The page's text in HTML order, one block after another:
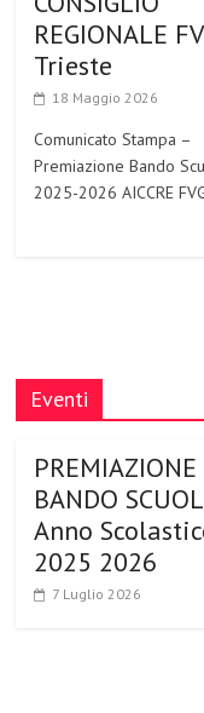
REGIONALE
Trieste
18 Maggio 2026
Comunicato Stampa –
Premiazione Bando
2025-2026 AICCRE
Eventi
PREMIAZIONE
BANDO
Anno
2025 2026
7 Luglio 2026